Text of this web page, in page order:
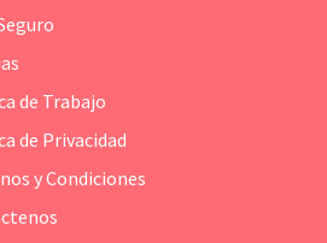
de Trabajo
de Privacidad
y Condiciones